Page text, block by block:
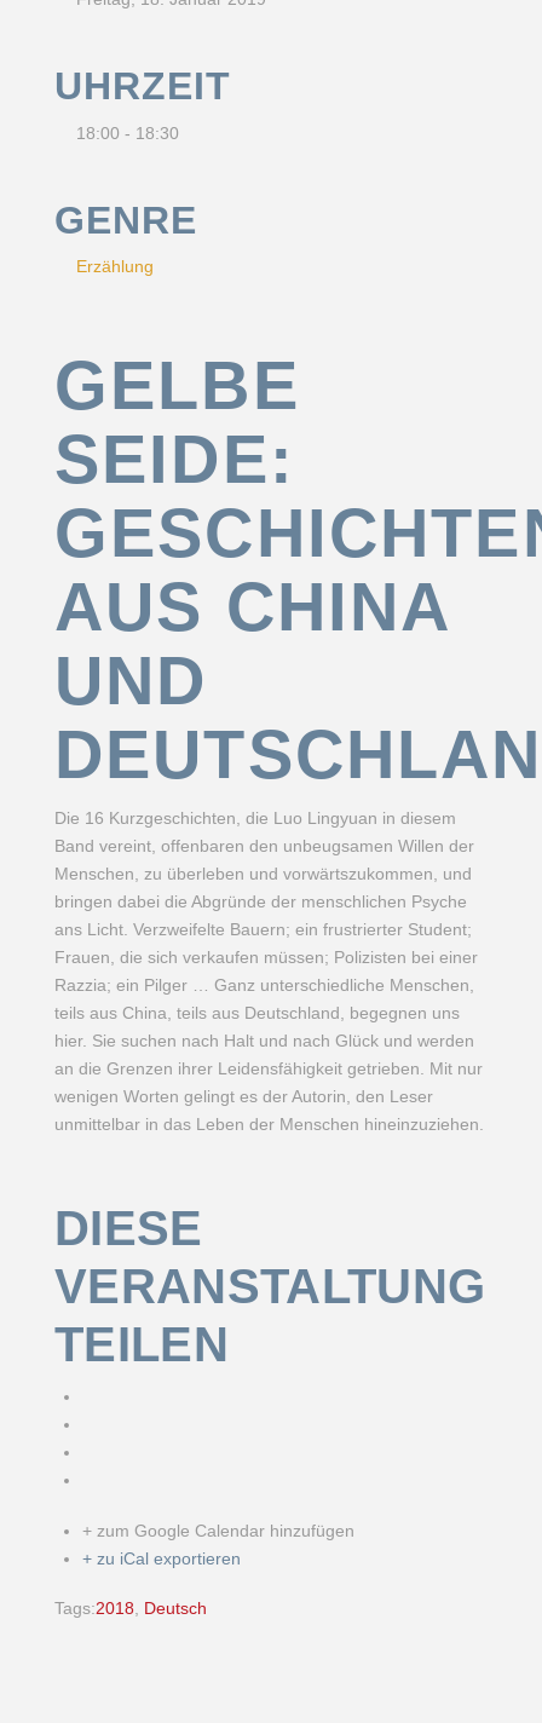
UHRZEIT
18:00 - 18:30
GENRE
Erzählung
GELBE
SEIDE:
AUS CHINA
UND
Die 16 Kurzgeschichten, die Luo Lingyuan in diesem
Band vereint, offenbaren den unbeugsamen Willen der
Menschen, zu überleben und vorwärtszukommen, und
bringen dabei die Abgründe der menschlichen Psyche
ans Licht. Verzweifelte Bauern; ein frustrierter Student;
Frauen, die sich verkaufen müssen; Polizisten bei einer
Razzia; ein Pilger … Ganz unterschiedliche Menschen,
teils aus China, teils aus Deutschland, begegnen uns
hier. Sie suchen nach Halt und nach Glück und werden
an die Grenzen ihrer Leidensfähigkeit getrieben. Mit nur
wenigen Worten gelingt es der Autorin, den Leser
unmittelbar in das Leben der Menschen hineinzuziehen.
DIESE
VERANSTALTUNG
TEILEN
+ zum Google Calendar hinzufügen
+ zu iCal exportieren
Tags:2018 Deutsch